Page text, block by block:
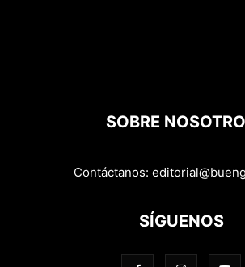
SOBRE
Contáctanos:
SÍGUENOS